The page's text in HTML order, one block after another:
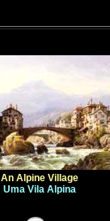
An Alpine Village
Uma Vila Alpina